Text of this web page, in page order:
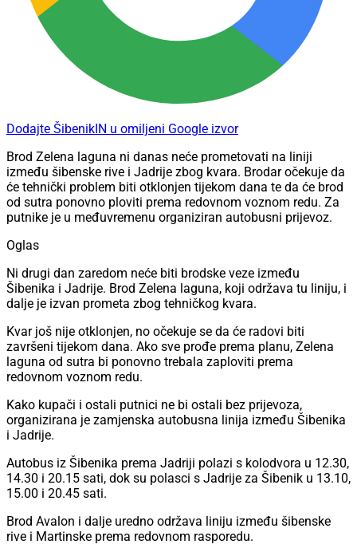
Dodajte ŠibenikIN u omiljeni Google izvor
Brod Zelena laguna ni danas neće prometovati na liniji
između šibenske rive i Jadrije zbog kvara. Brodar očekuje da
će tehnički problem biti otklonjen tijekom dana te da će brod
od sutra ponovno ploviti prema redovnom voznom redu. Za
putnike je u međuvremenu organiziran autobusni prijevoz.
Oglas
Ni drugi dan zaredom neće biti brodske veze između
Šibenika i Jadrije. Brod Zelena laguna, koji održava tu liniju, i
dalje je izvan prometa zbog tehničkog kvara.
Kvar još nije otklonjen, no očekuje se da će radovi biti
završeni tijekom dana. Ako sve prođe prema planu, Zelena
laguna od sutra bi ponovno trebala zaploviti prema
redovnom voznom redu.
Kako kupači i ostali putnici ne bi ostali bez prijevoza,
organizirana je zamjenska autobusna linija između Šibenika
i Jadrije.
Autobus iz Šibenika prema Jadriji polazi s kolodvora u 12.30,
14.30 i 20.15 sati, dok su polasci s Jadrije za Šibenik u 13.10,
15.00 i 20.45 sati.
Brod Avalon i dalje uredno održava liniju između šibenske
rive i Martinske prema redovnom rasporedu.